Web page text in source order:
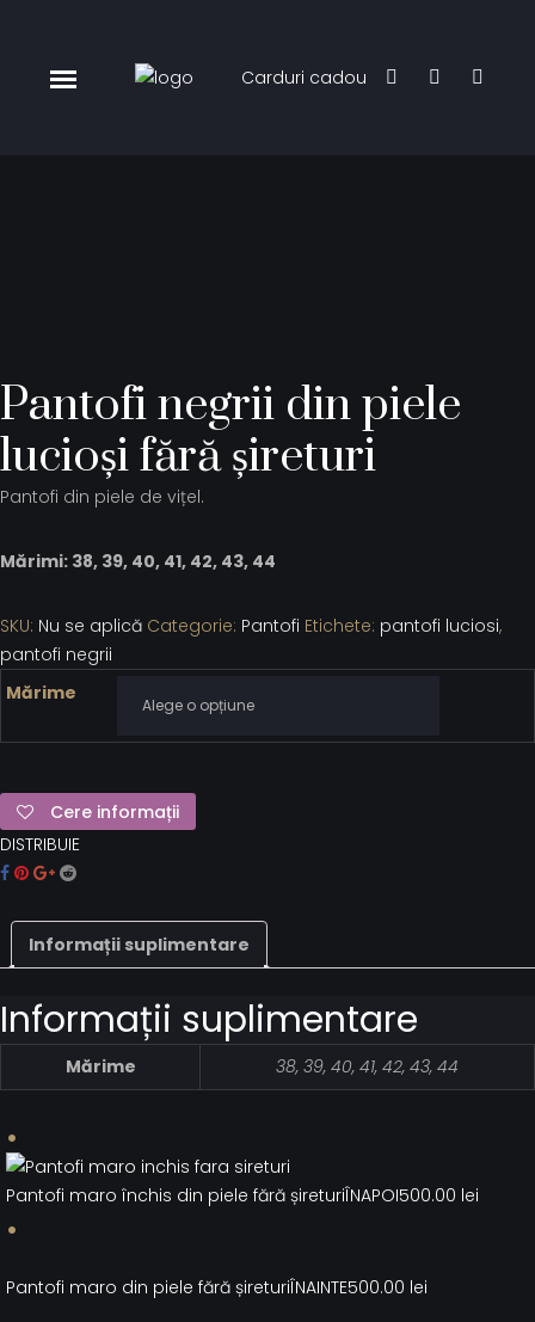
Carduri cadou
Pantofi negrii din piele
lucioși fără șireturi
Pantofi din piele de vițel.
Mărimi: 38, 39, 40, 41, 42, 43, 44
SKU: Nu se aplică Categorie: Pantofi Etichete: pantofi luciosi,
pantofi negrii
Mărime
Cere informații
DISTRIBUIE
Informații suplimentare
Informații suplimentare
Mărime 38, 39, 40, 41, 42, 43, 44
Pantofi maro închis din piele fără șireturiÎNAPOI500.00 lei
Pantofi maro din piele fără șireturiÎNAINTE500.00 lei